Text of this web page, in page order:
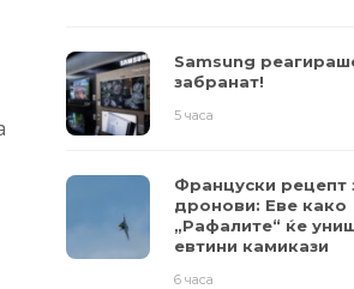
Samsung
забранат!
5 часа
Француски рецепт
дронови: Еве како
„Рафалите“ ќе
евтини камикази
6 часа